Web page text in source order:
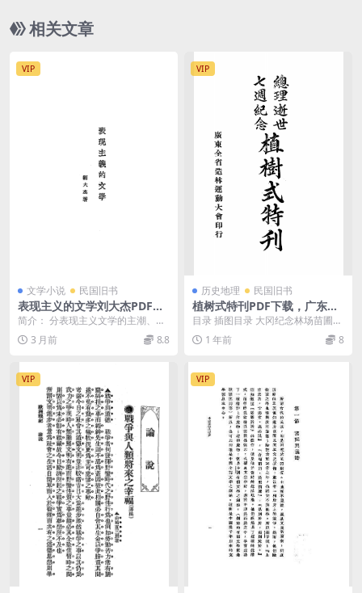
相关文章
VIP
文学小说 民国旧书
表现主义的文学刘大杰PDF下
载
简介： 分表现主义文学的主潮、表
现主义文学的国家社会思想、表现
主义剧的本源与特质...
3 月前 8.8
VIP
历史地理 民国旧书
植树式特刊PDF下载，广东全
省造林运动大会
目录 插图目录 大冈纪念林场苗圃二
年生桉苗生长状况图 大冈林场十
九年度植树...
1 年前 8
VIP VIP